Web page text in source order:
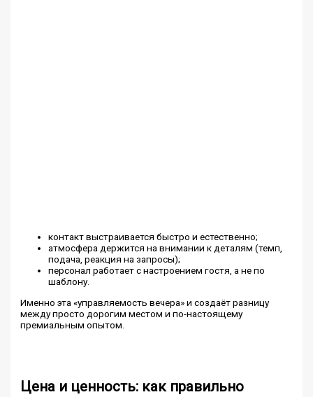
контакт выстраивается быстро и естественно;
атмосфера держится на внимании к деталям (темп,
подача, реакция на запросы);
персонал работает с настроением гостя, а не по
шаблону.
Именно эта «управляемость вечера» и создаёт разницу
между просто дорогим местом и по-настоящему
премиальным опытом.
Цена и ценность: как правильно